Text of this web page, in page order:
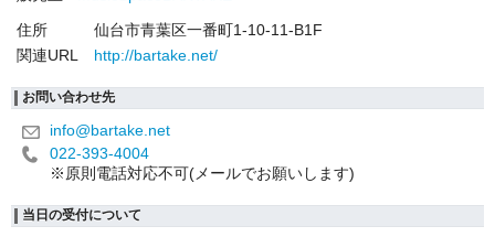
住所
仙台市青葉区一番町1-10-11-B1F
関連URL
http://bartake.net/
お問い合わせ先
info@bartake.net
022-393-4004
※原則電話対応不可(メールでお願いします)
当日の受付について